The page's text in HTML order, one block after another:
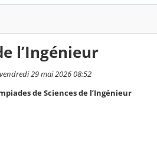
l’Ingénieur
29 mai 2026 08:52
de Sciences de l’Ingénieur